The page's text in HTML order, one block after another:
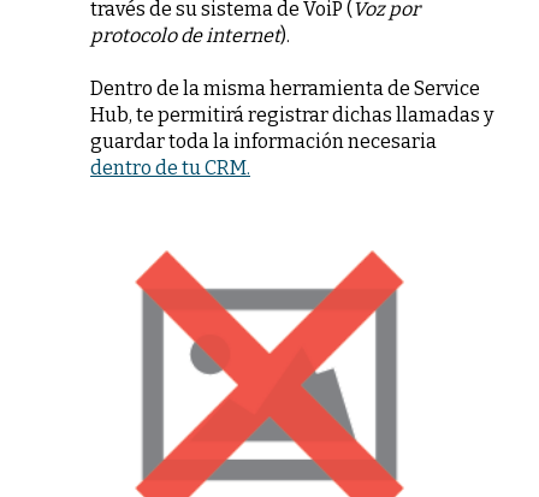
través de su sistema de VoiP (Voz por
protocolo de internet).
Dentro de la misma herramienta de Service
Hub, te permitirá registrar dichas llamadas y
guardar toda la información necesaria
dentro de tu CRM.